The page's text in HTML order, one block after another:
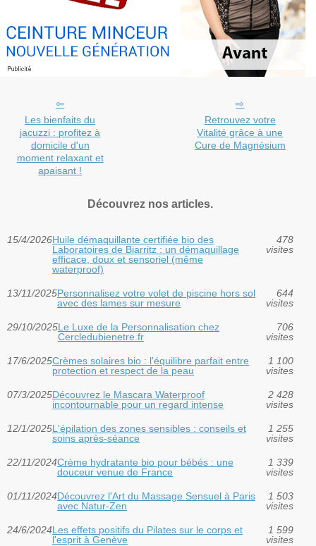
Les bienfaits du
jacuzzi : profitez à
domicile d'un
moment relaxant et
apaisant !
Retrouvez votre
Vitalité grâce à une
Cure de Magnésium
Découvrez nos articles.
15/4/2026Huile démaquillante certifiée bio des
Laboratoires de Biarritz : un démaquillage
efficace, doux et sensoriel (même
waterproof)
478
visites
13/11/2025Personnalisez votre volet de piscine hors sol
avec des lames sur mesure
644
visites
29/10/2025Le Luxe de la Personnalisation chez
Cercledubienetre.fr
706
visites
17/6/2025Crèmes solaires bio : l'équilibre parfait entre
protection et respect de la peau
1 100
visites
07/3/2025Découvrez le Mascara Waterproof
incontournable pour un regard intense
2 428
visites
12/1/2025L'épilation des zones sensibles : conseils et
soins après-séance
1 255
visites
22/11/2024Crème hydratante bio pour bébés : une
douceur venue de France
1 339
visites
01/11/2024Découvrez l'Art du Massage Sensuel à Paris
avec Natur-Zen
1 503
visites
24/6/2024Les effets positifs du Pilates sur le corps et
l'esprit à Genève
1 599
visites